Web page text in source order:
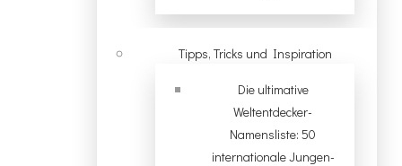
Tipps, Tricks und Inspiration
Die ultimative
Weltentdecker-
Namensliste: 50
internationale Jungen-